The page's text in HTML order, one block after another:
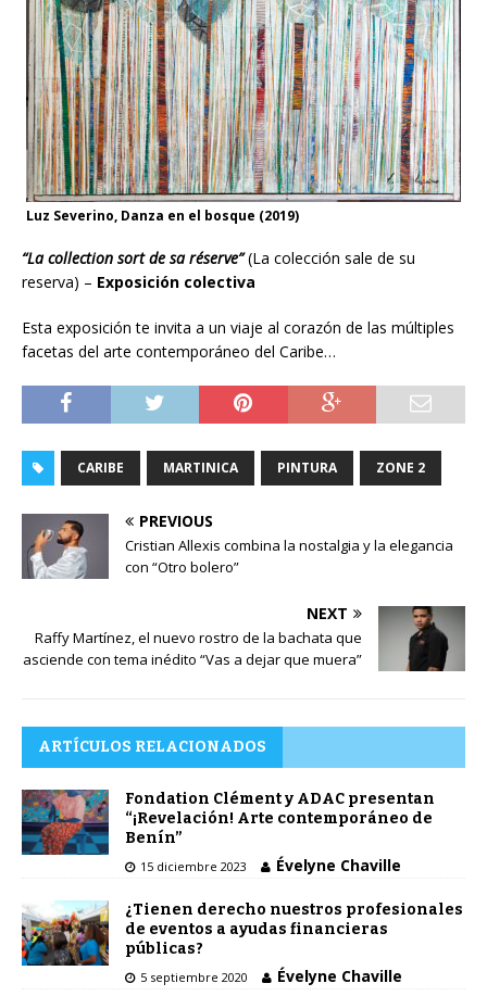
Luz Severino, Danza en el bosque (2019)
“La collection sort de sa réserve”(La colección sale de su
reserva) – Exposición colectiva
Esta exposición te invita a un viaje al corazón de las múltiples
facetas del arte contemporáneo del Caribe…
CARIBE MARTINICA PINTURA ZONE 2
PREVIOUS
Cristian Allexis combina la nostalgia y la elegancia
con “Otro bolero”
NEXT
Raffy Martínez, el nuevo rostro de la bachata que
asciende con tema inédito “Vas a dejar que muera”
ARTÍCULOS RELACIONADOS
Fondation Clément y ADAC presentan
“¡Revelación! Arte contemporáneo de
Benín”
15 diciembre 2023 Évelyne Chaville
¿Tienen derecho nuestros profesionales
de eventos a ayudas financieras
públicas?
5 septiembre 2020 Évelyne Chaville